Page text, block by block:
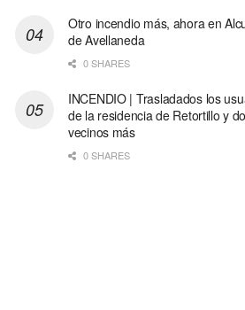
Otro incendio más, ahora en
de Avellaneda
0 SHARES
INCENDIO | Trasladados los
de la residencia de Retortillo y
vecinos más
0 SHARES